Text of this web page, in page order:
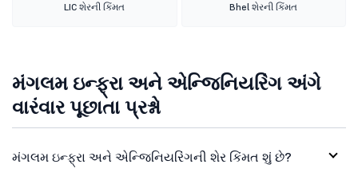
LIC શેરની કિંમત Bhel શેરની કિંમત
મંગલમ ઇન્ફ્રા અને એન્જિનિયરિંગ અંગે
વારંવાર પૂછાતા પ્રશ્નો
મંગલમ ઇન્ફ્રા અને એન્જિનિયરિંગની શેર કિંમત શું છે?